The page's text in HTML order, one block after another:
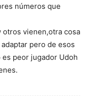
números que
otros vienen,otra cosa
pero de esos
peor jugador Udoh